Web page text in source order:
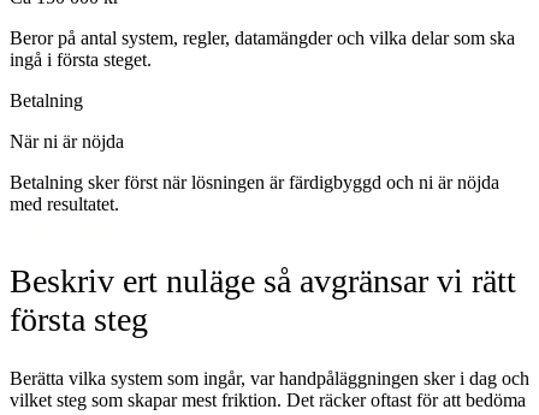
Beror på antal system, regler, datamängder och vilka delar som ska
ingå i första steget.
Betalning
När ni är nöjda
Betalning sker först när lösningen är färdigbyggd och ni är nöjda
med resultatet.
Beskriv ert nuläge så avgränsar vi rätt
första steg
Berätta vilka system som ingår, var handpåläggningen sker i dag och
vilket steg som skapar mest friktion. Det räcker oftast för att bedöma